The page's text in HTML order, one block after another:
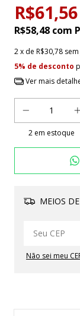
R$61,56
R$58,48 com
2x de R$30,78
5% de desconto
Ver mais
2 em estoque
MEIOS
Não sei meu